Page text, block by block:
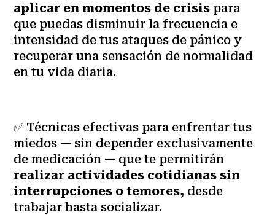
aplicar en momentos de crisis para
que puedas disminuir la frecuencia e
intensidad de tus ataques de pánico y
recuperar una sensación de normalidad
en tu vida diaria.
✅ Técnicas efectivas para enfrentar tus
miedos — sin depender exclusivamente
de medicación — que te permitirán
realizar actividades cotidianas sin
interrupciones o temores, desde
trabajar hasta socializar.